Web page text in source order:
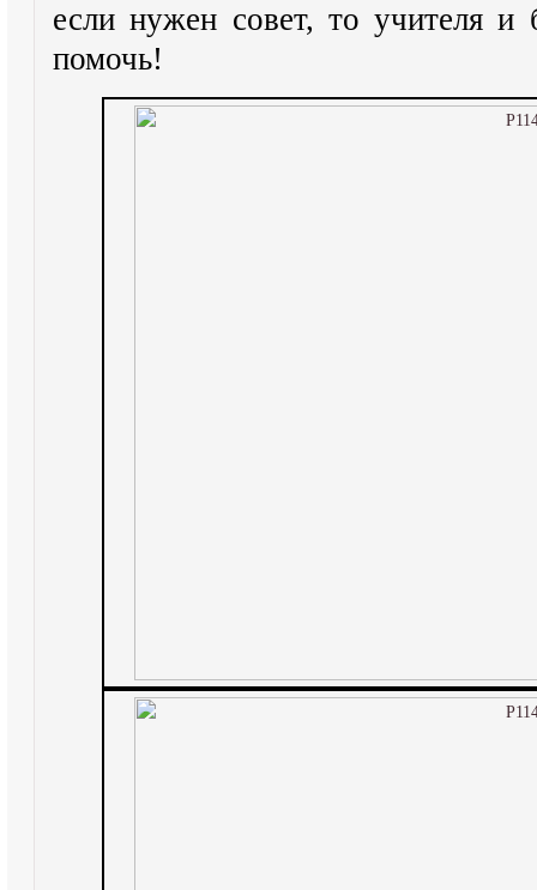
если нужен совет, то учителя и
помочь!